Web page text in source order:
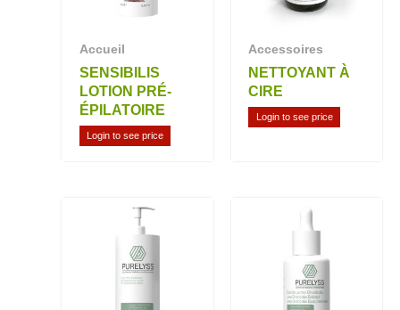
Accueil
SENSIBILIS
LOTION PRÉ-
ÉPILATOIRE
Login to see price
Accessoires
NETTOYANT À
CIRE
Login to see price